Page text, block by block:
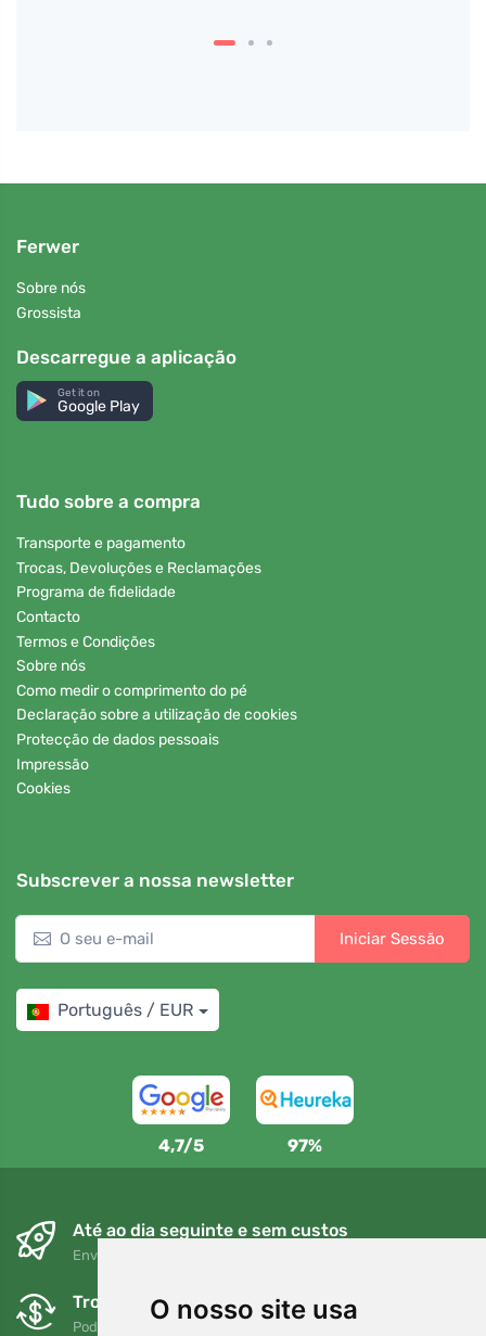
O nosso site usa
Ferwer
Sobre nós
Grossista
Descarregue a aplicação
Get it on
Google Play
Tudo sobre a compra
Transporte e pagamento
Trocas, Devoluções e Reclamações
Programa de fidelidade
Contacto
Termos e Condições
Sobre nós
Como medir o comprimento do pé
Declaração sobre a utilização de cookies
Protecção de dados pessoais
Impressão
Cookies
Subscrever a nossa newsletter
Iniciar Sessão
Português / EUR
4,7/5 97%
Até ao dia seguinte e sem custos
Envio gratuito para encomendas superiores a 80 EUR
Trocas e devoluções gratuitas
Pode devolver ou trocar a sua encomenda em qualquer